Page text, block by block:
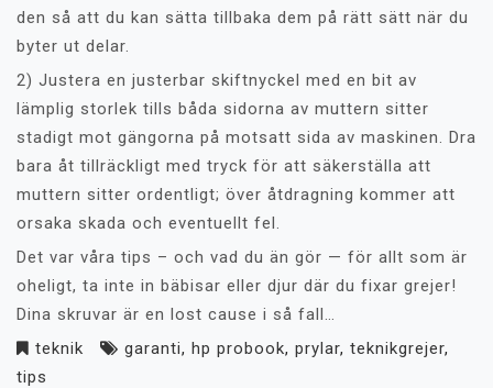
den så att du kan sätta tillbaka dem på rätt sätt när du
byter ut delar.
2) Justera en justerbar skiftnyckel med en bit av
lämplig storlek tills båda sidorna av muttern sitter
stadigt mot gängorna på motsatt sida av maskinen. Dra
bara åt tillräckligt med tryck för att säkerställa att
muttern sitter ordentligt; över åtdragning kommer att
orsaka skada och eventuellt fel.
Det var våra tips – och vad du än gör — för allt som är
oheligt, ta inte in bäbisar eller djur där du fixar grejer!
Dina skruvar är en lost cause i så fall…
teknik
garanti, hp probook, prylar, teknikgrejer,
tips